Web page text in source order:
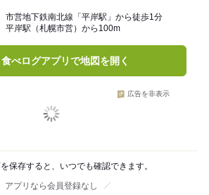
市営地下鉄南北線「平岸駅」から徒歩1分
平岸駅（札幌市営）から100m
食べログアプリで地図を開く
広告を非表示
保存すると、いつでも確認できます。
アプリなら会員登録なし